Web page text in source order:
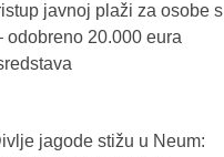
javnoj plaži za osobe s
odobreno 20.000 eura
jagode stižu u Neum: